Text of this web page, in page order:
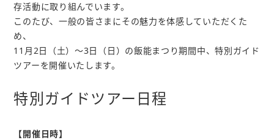
存活動に取り組んでいます。
このたび、一般の皆さまにその魅力を体感していただくた
め、
11月2日（土）～3日（日）の飯能まつり期間中、特別ガイド
ツアーを開催いたします。
特別ガイドツアー日程
【開催日時】